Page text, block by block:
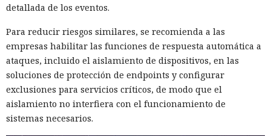
detallada de los eventos.
Para reducir riesgos similares, se recomienda a las
empresas habilitar las funciones de respuesta automática a
ataques, incluido el aislamiento de dispositivos, en las
soluciones de protección de endpoints y configurar
exclusiones para servicios críticos, de modo que el
aislamiento no interfiera con el funcionamiento de
sistemas necesarios.